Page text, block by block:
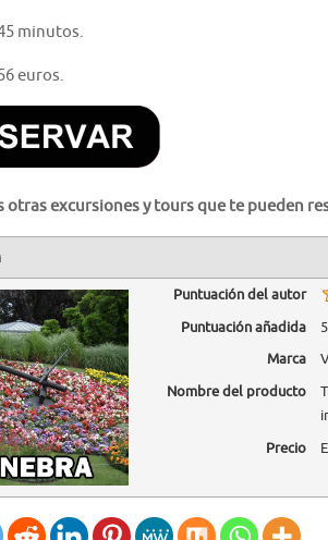
minutos.
euros.
otras excursiones y tours que te pueden
Puntuación del autor
Puntuación añadida
5
Marca
Nombre del producto
Precio